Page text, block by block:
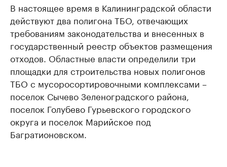
В настоящее время в Калининградской области
действуют два полигона ТБО, отвечающих
требованиям законодательства и внесенных в
государственный реестр объектов размещения
отходов. Областные власти определили три
площадки для строительства новых полигонов
ТБО с мусоросортировочными комплексами –
поселок Сычево Зеленоградского района,
поселок Голубево Гурьевского городского
округа и поселок Марийское под
Багратионовском.